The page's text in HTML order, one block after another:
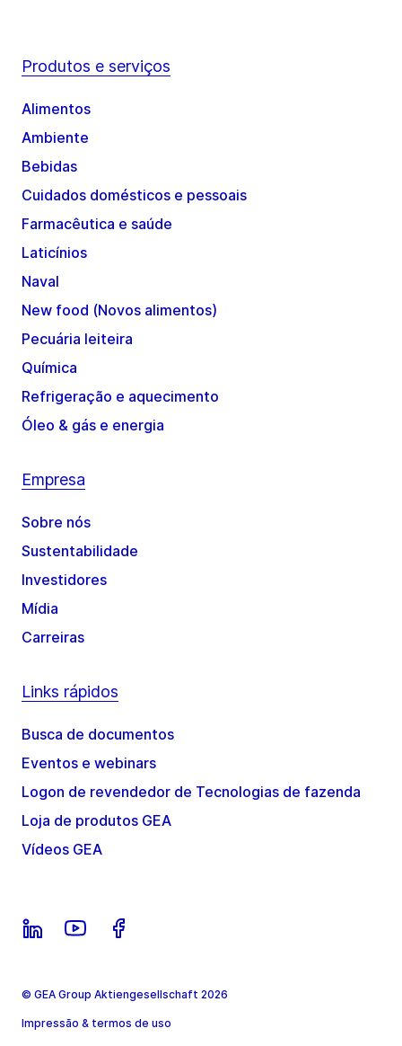
Produtos e serviços
Alimentos
Ambiente
Bebidas
Cuidados domésticos e pessoais
Farmacêutica e saúde
Laticínios
Naval
New food (Novos alimentos)
Pecuária leiteira
Química
Refrigeração e aquecimento
Óleo & gás e energia
Empresa
Sobre nós
Sustentabilidade
Investidores
Mídia
Carreiras
Links rápidos
Busca de documentos
Eventos e webinars
Logon de revendedor de Tecnologias de fazenda
Loja de produtos GEA
Vídeos GEA
© GEA Group Aktiengesellschaft 2026
Impressão & termos de uso